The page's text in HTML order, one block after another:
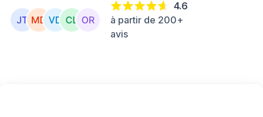
4.6
à partir de 200+
avis